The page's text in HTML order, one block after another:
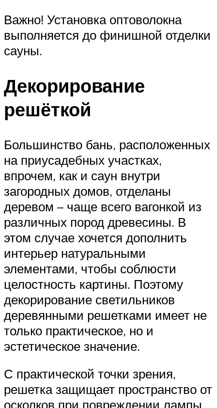
Важно! Установка оптоволокна
выполняется до финишной отделки
сауны.
Декорирование
решёткой
Большинство бань, расположенных
на приусадебных участках,
впрочем, как и саун внутри
загородных домов, отделаны
деревом – чаще всего вагонкой из
различных пород древесины. В
этом случае хочется дополнить
интерьер натуральными
элементами, чтобы соблюсти
целостность картины. Поэтому
декорирование светильников
деревянными решетками имеет не
только практическое, но и
эстетическое значение.
С практической точки зрения,
решетка защищает пространство от
осколков при повреждении лампы.